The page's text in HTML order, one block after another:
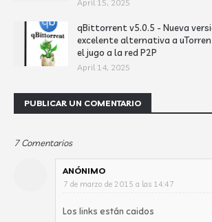
April 15, 2025
qBittorrent v5.0.5 - Nueva
excelente alternativa a
el jugo a la red P2P
April 14, 2025
PUBLICAR UN COMENTARIO
7 Comentarios
ANÓNIMO
7 de marzo de 2015 a las 14:47
Los links están caidos